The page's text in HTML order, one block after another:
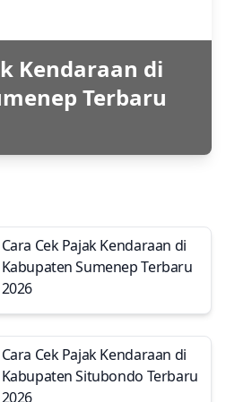
Kendaraan di
Terbaru
Cara Cek Pajak Kendaraan di
Kabupaten Sumenep Terbaru
2026
Cara Cek Pajak Kendaraan di
Kabupaten Situbondo Terbaru
2026